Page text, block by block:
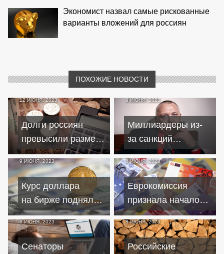
Экономист назвал самые рискованные
варианты вложений для россиян
ПОХОЖИЕ НОВОСТИ
12 ИЮНЯ, 2023
Долги россиян
превысили размер
расходов
федерального
бюджета на 2023
год
9 ИЮНЯ, 2023
Миллиардеры из-
за санкций
переориентировали
инвестиции
на российский
рынок
9 ИЮНЯ, 2023
Курс доллара
на бирже поднялся
выше 83 рублей –
впервые с апреля
8 ИЮНЯ, 2023
Еврокомиссия
признала начало
рецессии в зоне
евро в первом
квартале 2023
8 ИЮНЯ, 2023
Сенаторы
8 ИЮНЯ, 2023
Российские